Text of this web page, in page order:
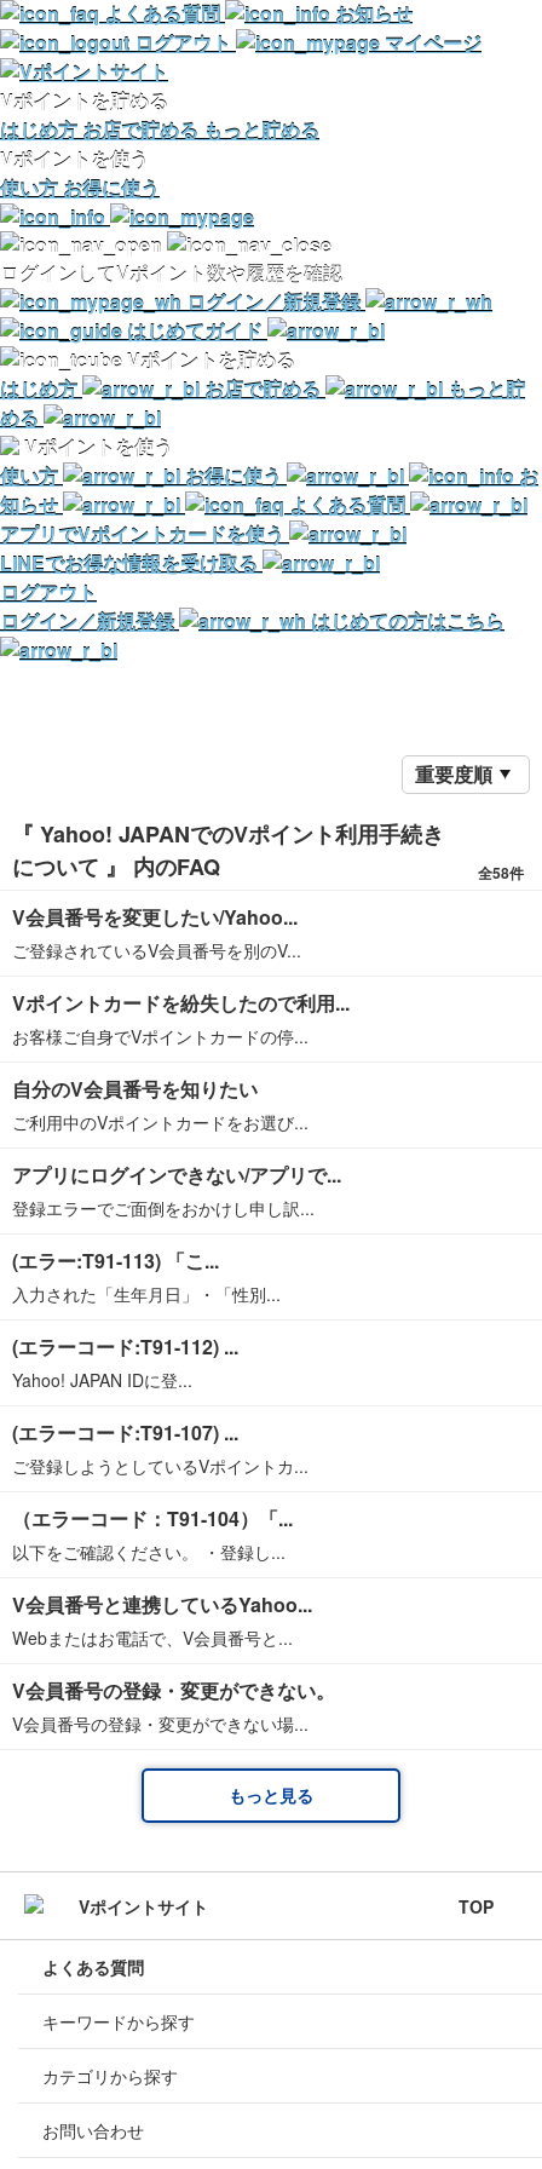
よくある質問
お知らせ
ログアウト
マイページ
Vポイントを貯める
はじめ方 お店で貯める もっと貯める
Vポイントを使う
使い方 お得に使う
ログインしてVポイント数や履歴を確認
ログイン／新規登録
はじめてガイド
Vポイントを貯める
はじめ方
お店で貯める
もっと貯
める
Vポイントを使う
使い方
お得に使う
お
知らせ
よくある質問
アプリでVポイントカードを使う
LINEでお得な情報を受け取る
ログアウト
ログイン／新規登録
はじめての方はこちら
重要度順
『 Yahoo! JAPANでのVポイント利用手続き
について 』 内のFAQ
全58件
V会員番号を変更したい/Yahoo...
ご登録されているV会員番号を別のV...
Vポイントカードを紛失したので利用...
お客様ご自身でVポイントカードの停...
自分のV会員番号を知りたい
ご利用中のVポイントカードをお選び...
アプリにログインできない/アプリで...
登録エラーでご面倒をおかけし申し訳...
(エラー:T91-113) 「こ...
入力された「生年月日」・「性別...
(エラーコード:T91-112) ...
Yahoo! JAPAN IDに登...
(エラーコード:T91-107) ...
ご登録しようとしているVポイントカ...
（エラーコード：T91-104）「...
以下をご確認ください。 ・登録し...
V会員番号と連携しているYahoo...
Webまたはお電話で、V会員番号と...
V会員番号の登録・変更ができない。
V会員番号の登録・変更ができない場...
もっと見る
TOP
よくある質問
キーワードから探す
カテゴリから探す
お問い合わせ